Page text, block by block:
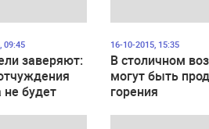
09:45
заверяют:
будет
16-10-2015, 15:35
В столичном
могут быть
горения